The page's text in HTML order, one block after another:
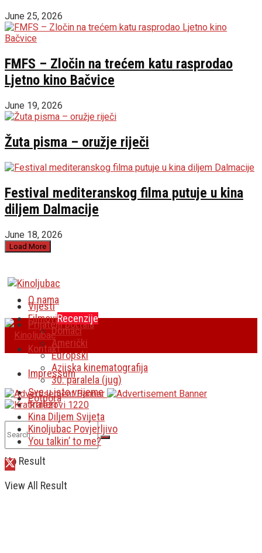
June 25, 2026
FMFS – Zločin na trećem katu rasprodao
Ljetno kino Bačvice
June 19, 2026
Žuta pisma – oružje riječi
Festival mediteranskog filma putuje u kina
diljem Dalmacije
June 18, 2026
Load More
O nama
Prijatelji portala
Kontakt
Impressum
Potpora
No Result
View All Result
Vijesti
FilmoviRecenzije
Domaći
Američki
Europski
Azijska kinematografija
30. paralela (jug)
Sve u isto vrijeme
Traileri
Kina Diljem Svijeta
Kinoljubac Povjerljivo
You talkin’ to me?